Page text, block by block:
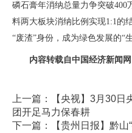
磷石膏年消纳总量力争突破400
料两大板块消纳比例实现1:1的
“废渣”身份，成为绿色发展的“生
内容转载自中国经济新闻网
上一篇：【央视】3月30
团开足马力保春耕
下一篇：【贵州日报】黔山